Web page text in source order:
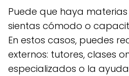
Puede que haya
sientas cómodo o
En estos casos, puedes
externos: tutores, clases
especializados o la